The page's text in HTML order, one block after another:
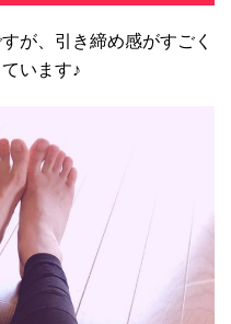
が、引き締め感がすごく
います♪